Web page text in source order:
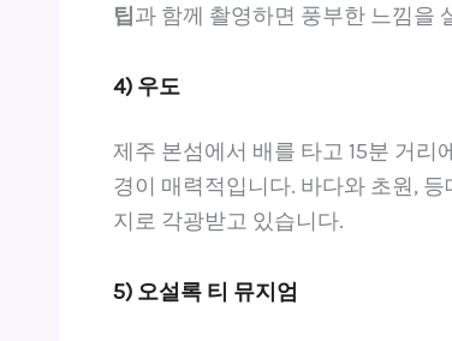
팁과 함께 촬영하면 풍부한 느낌을
4) 우도
제주 본섬에서 배를 타고 15분 거
경이 매력적입니다. 바다와 초원,
지로 각광받고 있습니다.
5) 오설록 티 뮤지엄